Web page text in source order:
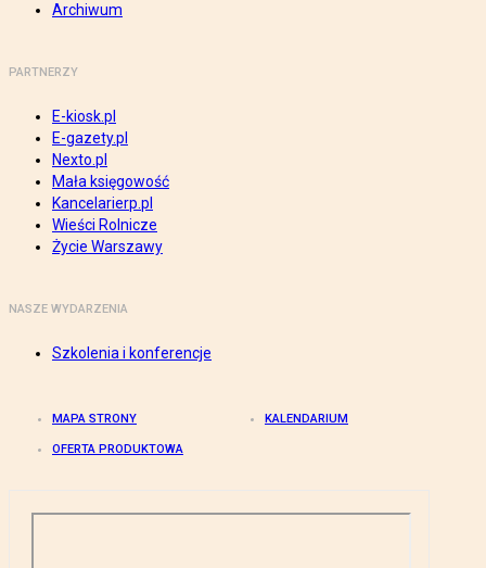
Archiwum
PARTNERZY
E-kiosk.pl
E-gazety.pl
Nexto.pl
Mała księgowość
Kancelarierp.pl
Wieści Rolnicze
Życie Warszawy
NASZE WYDARZENIA
Szkolenia i konferencje
MAPA STRONY KALENDARIUM
OFERTA PRODUKTOWA